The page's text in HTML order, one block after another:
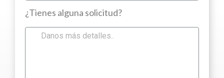
¿Tienes alguna solicitud?